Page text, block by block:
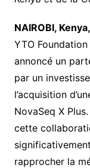
NAIROBI,
YTO
annoncé un
par un
l’acquisition
NovaSeq X
cette
rapprocher la